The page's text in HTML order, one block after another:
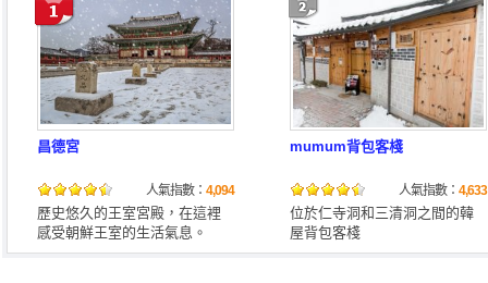
昌德宮
人氣指數： 4,094
歷史悠久的王室宮殿，在這裡
感受朝鮮王室的生活氣息。
mumum背包客棧
人氣指數： 4,633
位於仁寺洞和三清洞之間的韓
屋背包客棧